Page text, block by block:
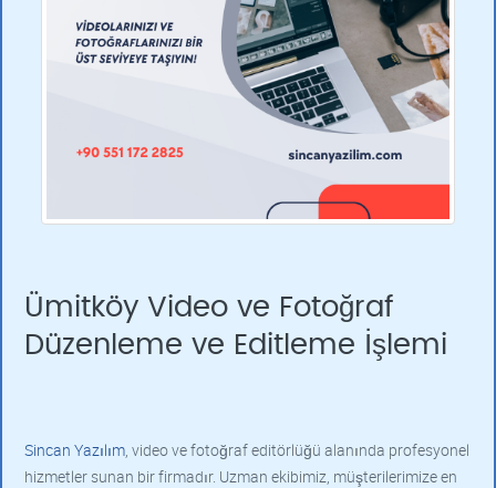
Ümitköy Video ve Fotoğraf
Düzenleme ve Editleme İşlemi
Sincan Yazılım, video ve fotoğraf editörlüğü alanında profesyonel
hizmetler sunan bir firmadır. Uzman ekibimiz, müşterilerimize en